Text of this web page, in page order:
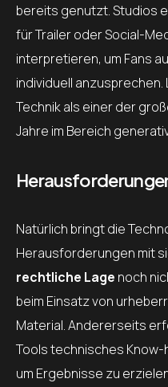
bereits genutzt. Studios
für Trailer oder Social-
interpretieren, um Fans
individuell
Technik als einer der
Jahre im Bereich
Natürlich bringt die
Herausforderungen mit
rechtliche Lage noch
beim Einsatz von
Material. Andererseits
Tools technisches
um Ergebnisse zu